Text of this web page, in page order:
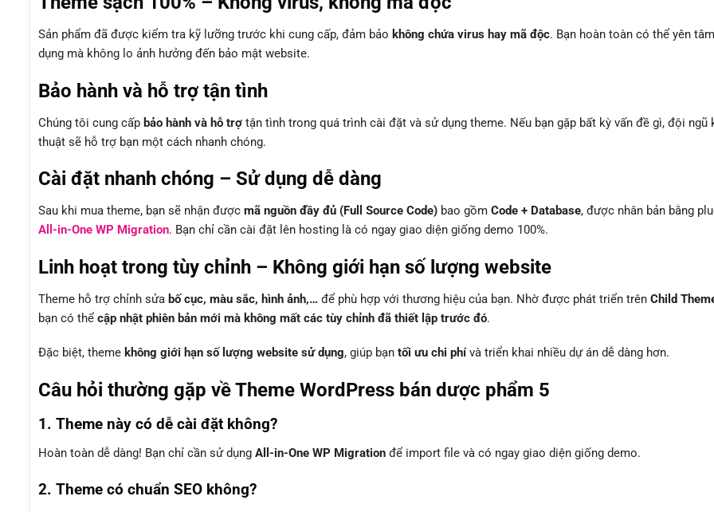
Sản phẩm đã được kiểm tra kỹ lưỡng trước khi cung cấp, đảm bảo không chứa virus hay mã độc. Bạn hoàn toàn có thể yên
dụng mà không lo ảnh hưởng đến bảo mật website.
Bảo hành và hỗ trợ tận tình
Chúng tôi cung cấp bảo hành và hỗ trợ tận tình trong quá trình cài đặt và sử dụng theme. Nếu bạn gặp bất kỳ vấn đề gì, đội ngũ
thuật sẽ hỗ trợ bạn một cách nhanh chóng.
Cài đặt nhanh chóng – Sử dụng dễ dàng
Sau khi mua theme, bạn sẽ nhận được mã nguồn đầy đủ (Full Source Code) bao gồm Code + Database, được nhân bản bằng
All-in-One WP Migration. Bạn chỉ cần cài đặt lên hosting là có ngay giao diện giống demo 100%.
Linh hoạt trong tùy chỉnh – Không giới hạn số lượng website
Theme hỗ trợ chỉnh sửa bố cục, màu sắc, hình ảnh,… để phù hợp với thương hiệu của bạn. Nhờ được phát triển trên Child
bạn có thể cập nhật phiên bản mới mà không mất các tùy chỉnh đã thiết lập trước đó.
Đặc biệt, theme không giới hạn số lượng website sử dụng, giúp bạn tối ưu chi phívà triển khai nhiều dự án dễ dàng hơn.
Câu hỏi thường gặp về Theme WordPress bán dược phẩm 5
1. Theme này có dễ cài đặt không?
Hoàn toàn dễ dàng! Bạn chỉ cần sử dụng All-in-One WP Migration để import file và có ngay giao diện giống demo.
2. Theme có chuẩn SEO không?